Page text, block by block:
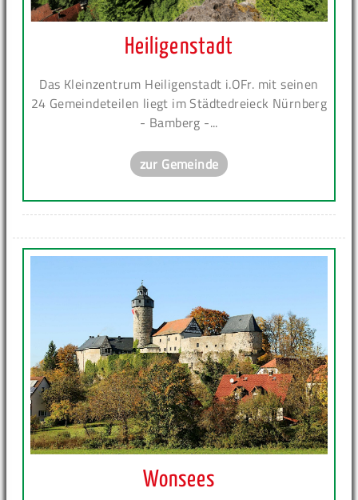
Heiligenstadt
Das Kleinzentrum Heiligenstadt i.OFr. mit seinen
24 Gemeindeteilen liegt im Städtedreieck Nürnberg
- Bamberg -...
zur Gemeinde
Wonsees